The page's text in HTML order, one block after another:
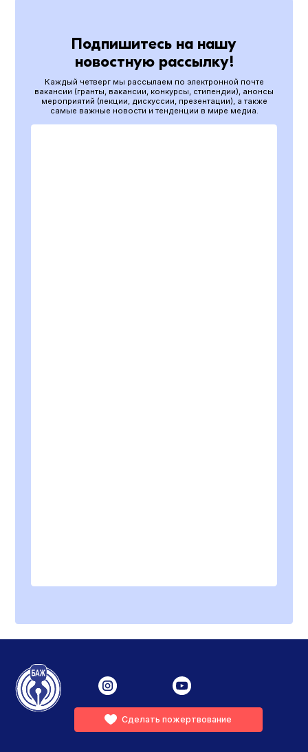
Подпишитесь на нашу
новостную рассылку!
Каждый четверг мы рассылаем по электронной почте
вакансии (гранты, вакансии, конкурсы, стипендии), анонсы
мероприятий (лекции, дискуссии, презентации), а также
самые важные новости и тенденции в мире медиа.
Сделать пожертвование